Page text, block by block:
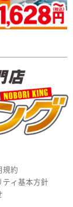
規約
ィ基本方針